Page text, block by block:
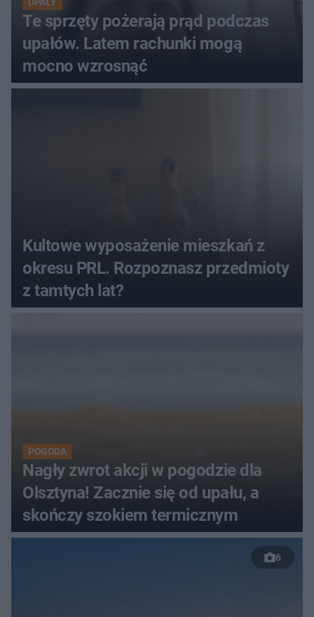
Te sprzęty pożerają prąd podczas
upałów. Latem rachunki mogą
mocno wzrosnąć
Kultowe wyposażenie mieszkań z
okresu PRL. Rozpoznasz przedmioty
z tamtych lat?
POGODA
Nagły zwrot akcji w pogodzie dla
Olsztyna! Zacznie się od upału, a
skończy szokiem termicznym
6